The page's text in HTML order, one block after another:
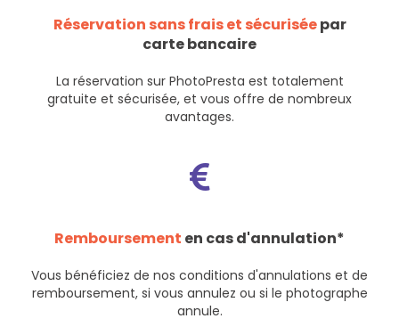
Réservation sans frais et sécuriséepar
carte bancaire
La réservation sur PhotoPresta est totalement
gratuite et sécurisée, et vous offre de nombreux
avantages.
Remboursement en cas d'annulation*
Vous bénéficiez de nos conditions d'annulations et de
remboursement, si vous annulez ou si le photographe
annule.